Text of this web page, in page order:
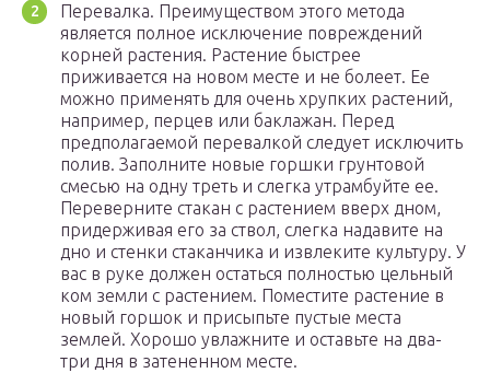
Перевалка. Преимуществом этого метода
является полное исключение повреждений
корней растения. Растение быстрее
приживается на новом месте и не болеет. Ее
можно применять для очень хрупких растений,
например, перцев или баклажан. Перед
предполагаемой перевалкой следует исключить
полив. Заполните новые горшки грунтовой
смесью на одну треть и слегка утрамбуйте ее.
Переверните стакан с растением вверх дном,
придерживая его за ствол, слегка надавите на
дно и стенки стаканчика и извлеките культуру. У
вас в руке должен остаться полностью цельный
ком земли с растением. Поместите растение в
новый горшок и присыпьте пустые места
землей. Хорошо увлажните и оставьте на два-
три дня в затененном месте.